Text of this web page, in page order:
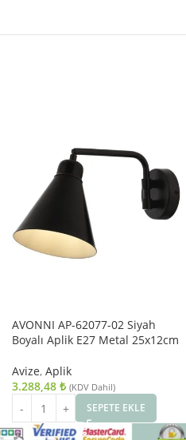
AVONNI AP-62077-02 Siyah
Boyalı Aplik E27 Metal 25x12cm
Avize, Aplik
3.288,48 ₺ (KDV Dahil)
SEPETE EKLE